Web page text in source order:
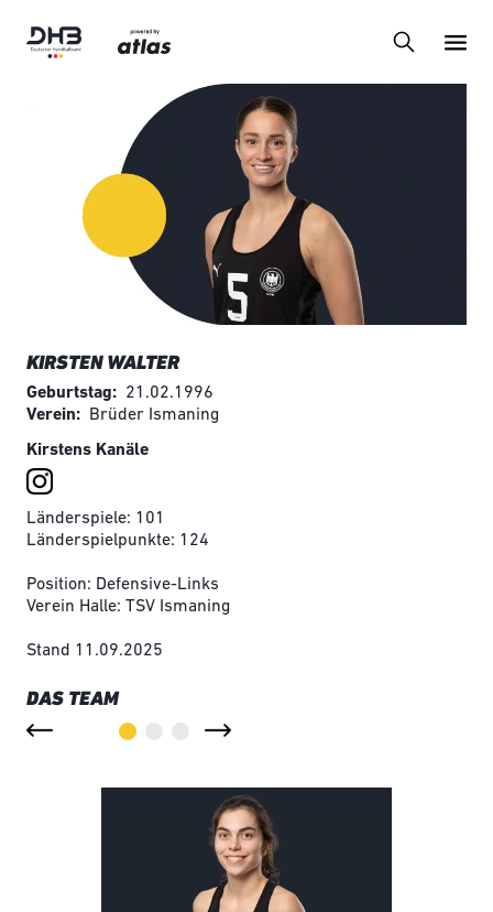
KIRSTEN WALTER
Geburtstag
21.02.1996
Verein
Brüder Ismaning
Kirstens Kanäle
Länderspiele: 101
Länderspielpunkte: 124
Position: Defensive-Links
Verein Halle: TSV Ismaning
Stand 11.09.2025
DAS TEAM